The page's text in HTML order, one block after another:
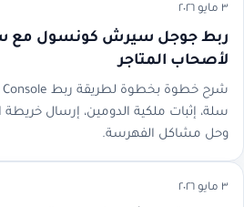
٣ مايو ٢٠٢٦
ربط جوجل سيرش كونسول مع
لأصحاب المتاجر
سلة، إثبات ملكية الدومين، إرسال خريطة
وحل مشاكل الفهرسة.
٣ مايو ٢٠٢٦